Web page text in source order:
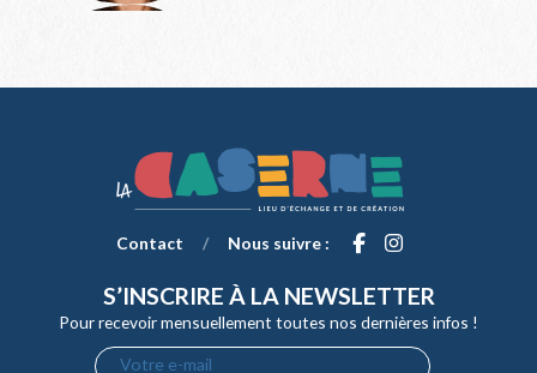
Contact / Nous suivre :
S’INSCRIRE À LA NEWSLETTER
Pour recevoir mensuellement toutes nos dernières infos !